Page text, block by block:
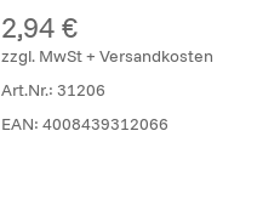
2,94 €
zzgl. MwSt + Versandkosten
Art.Nr.:31206
EAN:4008439312066